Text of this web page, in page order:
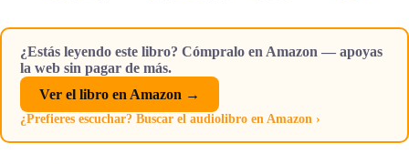
¿Estás leyendo este libro? Cómpralo en Amazon — apoyas
la web sin pagar de más.
Ver el libro en Amazon →
¿Prefieres escuchar? Buscar el audiolibro en Amazon ›